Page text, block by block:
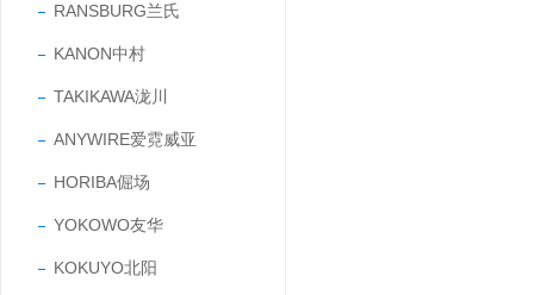
RANSBURG兰氏
KANON中村
TAKIKAWA泷川
ANYWIRE爱霓威亚
HORIBA倔场
YOKOWO友华
KOKUYO北阳